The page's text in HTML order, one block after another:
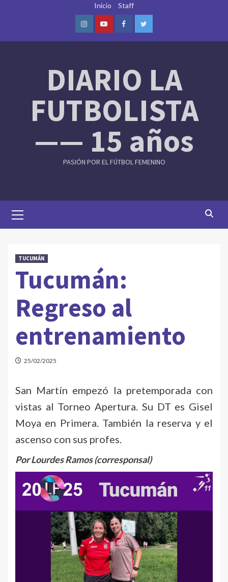
Inicio Staff
InstagramYoutubeFacebookTwitter
DIARIO LA
FUTBOLISTA
—— 15 años
PASIÓN POR EL FÚTBOL FEMENINO
Menu
TUCUMÁN
Tucumán:
Regreso al
entrenamiento
25/02/2025
San Martín empezó la pretemporada con
vistas al Torneo Apertura. Su DT es Gisel
Moya en Primera. También la reserva y el
ascenso con sus profes.
Por Lourdes Ramos (corresponsal)